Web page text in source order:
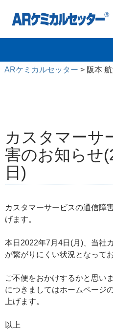
ン
ッ
プ
ARケミカルセッター > 阪本
カスタマーサ
害のお知らせ
日)
カスタマーサービスの通信障
げます。
本日2022年7月4日(月)、当社
が繋がりにくい状況となって
ご不便をおかけするかと思い
につきましてはホームページ
上げます。
以上